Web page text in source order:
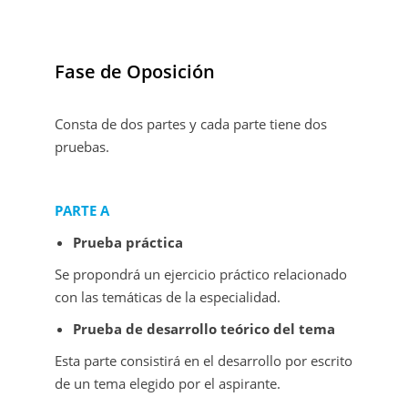
Fase de Oposición
Consta de dos partes y cada parte tiene dos
pruebas.
PARTE A
Prueba práctica
Se propondrá un ejercicio práctico relacionado
con las temáticas de la especialidad.
Prueba de desarrollo teórico del tema
Esta parte consistirá en el desarrollo por escrito
de un tema elegido por el aspirante.